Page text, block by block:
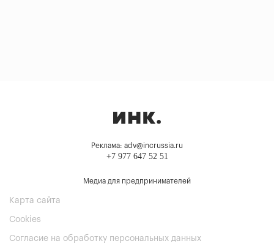
Реклама: adv@incrussia.ru
+7 977 647 52 51
Медиа для предпринимателей
Карта сайта
Cookies
Согласие на обработку персональных данных